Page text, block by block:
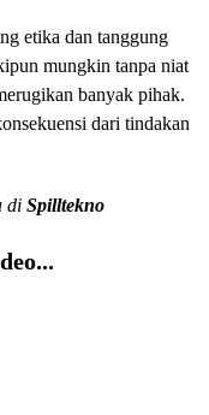
etika dan tanggung
mungkin tanpa niat
banyak pihak.
dari tindakan
di Spilltekno